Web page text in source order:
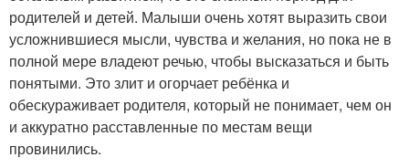
родителей и детей. Малыши очень хотят выразить свои
усложнившиеся мысли, чувства и желания, но пока не в
полной мере владеют речью, чтобы высказаться и быть
понятыми. Это злит и огорчает ребёнка и
обескураживает родителя, который не понимает, чем он
и аккуратно расставленные по местам вещи
провинились.